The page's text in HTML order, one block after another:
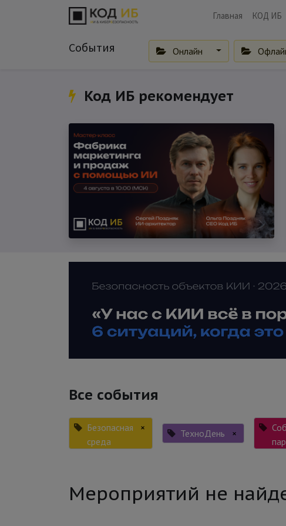
Главная КОД ИБ
События Онлайн
Код ИБ рекомендует
Все события
Безопасная
среда
× ТехноДень ×
Мероприятий не